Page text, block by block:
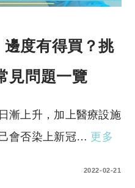
邊度有得買？挑
見問題一覽
漸上升，加上醫療設施
會否染上新冠… 更多
2022-02-21